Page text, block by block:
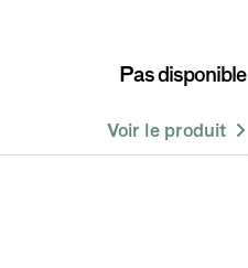
Pas disponible
Voir le produit